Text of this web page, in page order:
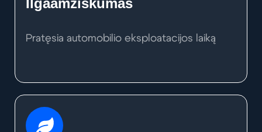
Ilgaamžiškumas
Pratęsia automobilio eksploatacijos laiką